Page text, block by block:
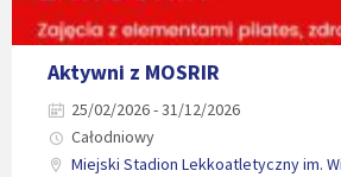
Aktywni z MOSRIR
25/02/2026 - 31/12/2026
Całodniowy
Miejski Stadion Lekkoatletyczny im.